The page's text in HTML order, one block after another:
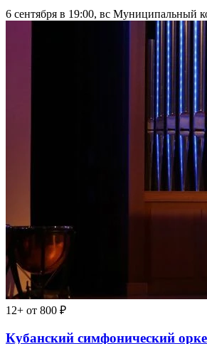
6 сентября в 19:00, вс Муниципальный
12+ от 800 ₽
Кубанский симфонический